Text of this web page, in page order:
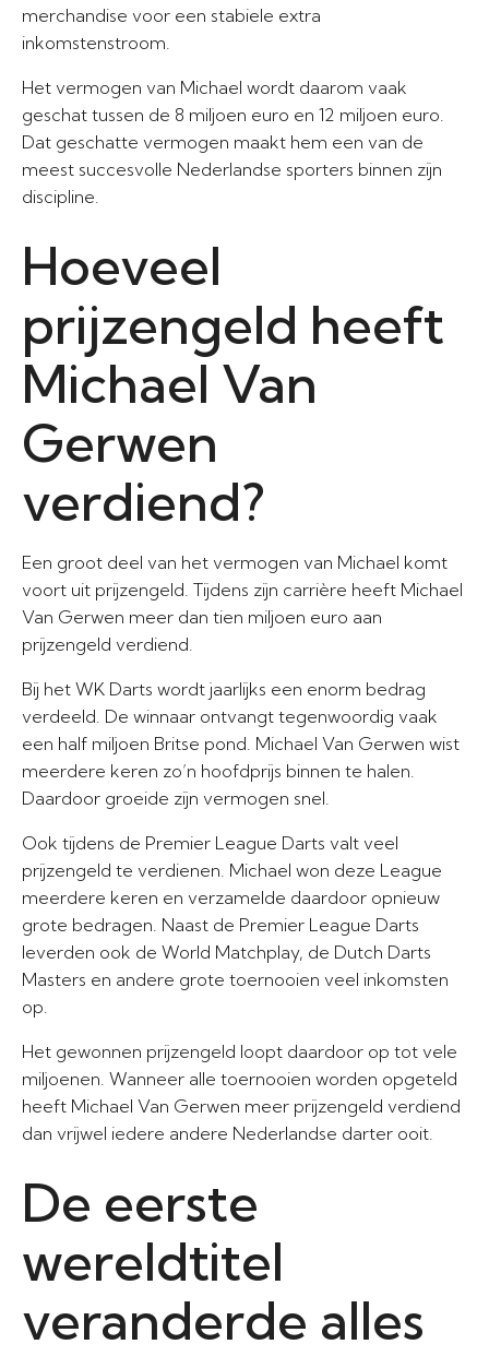
merchandise voor een stabiele extra
inkomstenstroom.
Het vermogen van Michael wordt daarom vaak
geschat tussen de 8 miljoen euro en 12 miljoen euro.
Dat geschatte vermogen maakt hem een van de
meest succesvolle Nederlandse sporters binnen zijn
discipline.
Hoeveel
prijzengeld heeft
Michael Van
Gerwen
verdiend?
Een groot deel van het vermogen van Michael komt
voort uit prijzengeld. Tijdens zijn carrière heeft Michael
Van Gerwen meer dan tien miljoen euro aan
prijzengeld verdiend.
Bij het WK Darts wordt jaarlijks een enorm bedrag
verdeeld. De winnaar ontvangt tegenwoordig vaak
een half miljoen Britse pond. Michael Van Gerwen wist
meerdere keren zo’n hoofdprijs binnen te halen.
Daardoor groeide zijn vermogen snel.
Ook tijdens de Premier League Darts valt veel
prijzengeld te verdienen. Michael won deze League
meerdere keren en verzamelde daardoor opnieuw
grote bedragen. Naast de Premier League Darts
leverden ook de World Matchplay, de Dutch Darts
Masters en andere grote toernooien veel inkomsten
op.
Het gewonnen prijzengeld loopt daardoor op tot vele
miljoenen. Wanneer alle toernooien worden opgeteld
heeft Michael Van Gerwen meer prijzengeld verdiend
dan vrijwel iedere andere Nederlandse darter ooit.
De eerste
wereldtitel
veranderde alles